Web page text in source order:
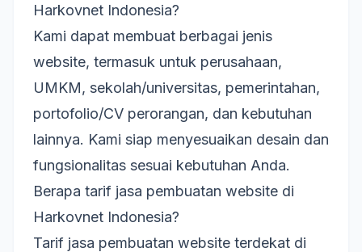
Harkovnet Indonesia?
Kami dapat membuat berbagai jenis
website, termasuk untuk perusahaan,
UMKM, sekolah/universitas, pemerintahan,
portofolio/CV perorangan, dan kebutuhan
lainnya. Kami siap menyesuaikan desain dan
fungsionalitas sesuai kebutuhan Anda.
Berapa tarif jasa pembuatan website di
Harkovnet Indonesia?
Tarif jasa pembuatan website terdekat di